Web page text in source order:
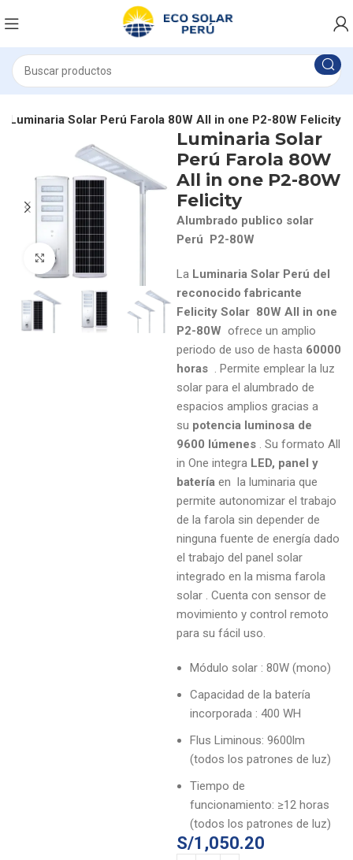
Luminaria Solar Perú Farola 80W All in one P2-80W Felicity
Click to enlarge
Luminaria Solar
Perú Farola 80W
All in one P2-80W
Felicity
Alumbrado publico solar
Perú P2-80W
La Luminaria Solar Perú del
reconocido fabricante
Felicity Solar 80W All in one
P2-80W ofrece un amplio
periodo de uso de hasta 60000
horas . Permite emplear la luz
solar para el alumbrado de
espacios amplios gracias a
su potencia luminosa de
9600 lúmenes . Su formato All
in One integra LED, panel y
batería en la luminaria que
permite autonomizar el trabajo
de la farola sin depender de
ninguna fuente de energía dado
el trabajo del panel solar
integrado en la misma farola
solar . Cuenta con sensor de
movimiento y control remoto
para su fácil uso.
Módulo solar : 80W (mono)
Capacidad de la batería
incorporada : 400 WH
Flus Liminous: 9600lm
(todos los patrones de luz)
Tiempo de
funcionamiento: ≥12 horas
(todos los patrones de luz)
S/1,050.20